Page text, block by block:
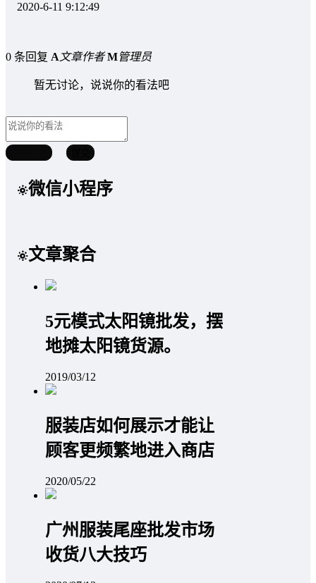
2020-6-11 9:12:49
0 条回复 A文章作者 M管理员
暂无讨论，说说你的看法吧
微信小程序
文章聚合
5元模式太阳镜批发，摆
地摊太阳镜货源。
2019/03/12
服装店如何展示才能让
顾客更频繁地进入商店
2020/05/22
广州服装尾座批发市场
收货八大技巧